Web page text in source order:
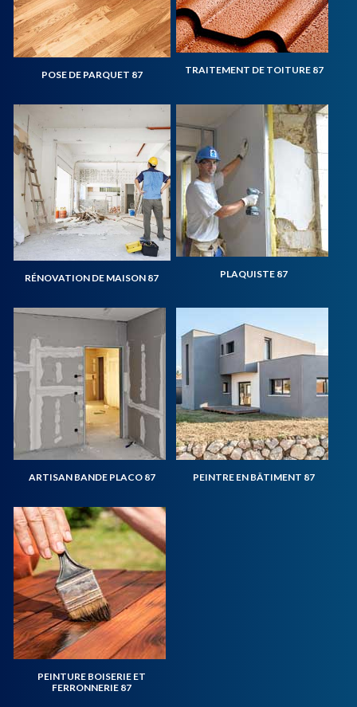
POSE DE PARQUET 87 TRAITEMENT DE TOITURE 87
RÉNOVATION DE MAISON 87 PLAQUISTE 87
ARTISAN BANDE PLACO 87 PEINTRE EN BÂTIMENT 87
PEINTURE BOISERIE ET
FERRONNERIE 87